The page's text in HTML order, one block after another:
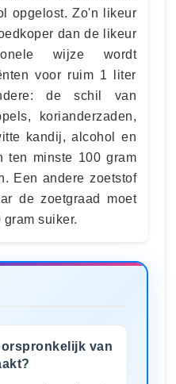
opgelost. Zo'n likeur
dan de likeur
wijze wordt
voor ruim 1 liter
de schil van
korianderzaden,
kandij, alcohol en
ten minste 100 gram
Een andere zoetstof
de zoetgraad moet
suiker.
van